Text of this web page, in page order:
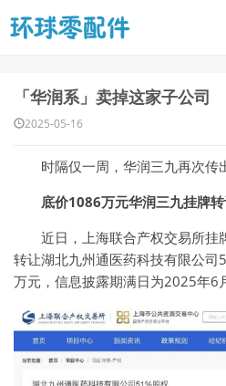
「华润系」卖掉这家子公司
2025-05-16
时隔仅一周，华润三九再次传
底价1086万元华润三九挂牌
近日，上海联合产权交易所挂
转让湖北九州通医药科技有限公
万元，信息披露期满日为2025年6